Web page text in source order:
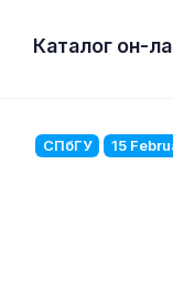
Каталог он-
СПбГУ 15